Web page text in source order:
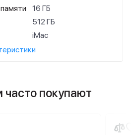
16 ГБ
512 ГБ
iMac
покупают